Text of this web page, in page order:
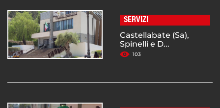
SERVIZI
Castellabate (Sa),
Spinelli e D...
103